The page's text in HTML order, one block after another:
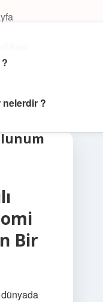
Bir
dünyada
nelerdir ?
Uyarı